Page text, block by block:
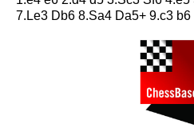
7.Le3 Db6 8.Sa4 Da5+ 9.c3 b6